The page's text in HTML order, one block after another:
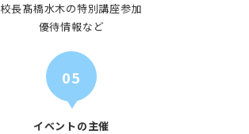
校長髙橋水木の特別講座参加
優待情報など
05
イベントの主催